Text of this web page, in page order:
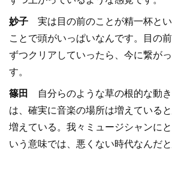
妙子 実は目の前のことが精一杯と
ことで頭がいっぱいなんです。目の
ずつクリアしていったら、今に繋が
す。
篠田 自分らのような草の根的な動
は、確実に音楽の場所は増えている
増えている。我々ミュージシャンに
いう意味では、悪くない時代なんだと